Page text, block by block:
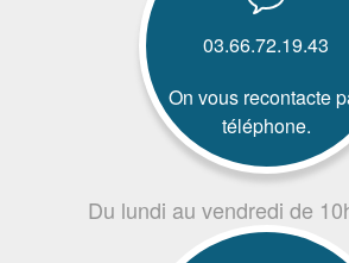
03.66.72.19.43
On vous recontacte
téléphone.
Du lundi au vendredi de